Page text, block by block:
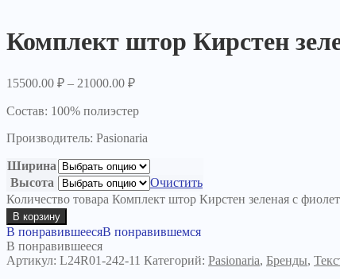
Комплект штор Кирстен
15500.00 ₽ – 21000.00 ₽
Состав: 100% полиэстер
Производитель: Pasionaria
Ширина
Высота
Очистить
Количество товара Комплект штор Кирстен зеленая с
В корзину
В понравившеесяВ понравившемся
В понравившееся
Артикул: L24R01-242-11 Категорий: Pasionaria, Бренды,